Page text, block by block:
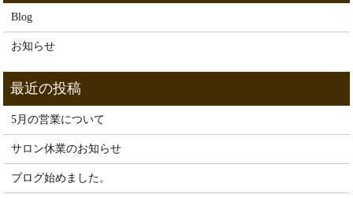
Blog
お知らせ
5月の営業について
サロン休業のお知らせ
ブログ始めました。